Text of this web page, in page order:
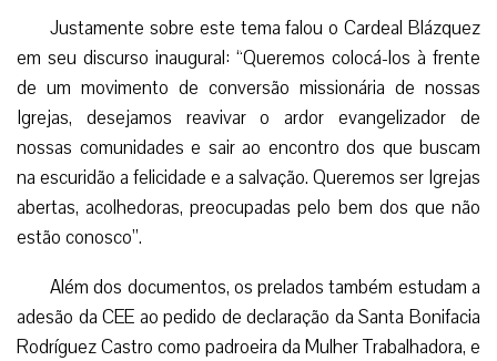
Justamente sobre este tema falou o Cardeal Blázquez
em seu discurso inaugural: “Queremos colocá-los à frente
de um movimento de conversão missionária de nossas
Igrejas, desejamos reavivar o ardor evangelizador de
nossas comunidades e sair ao encontro dos que buscam
na escuridão a felicidade e a salvação. Queremos ser Igrejas
abertas, acolhedoras, preocupadas pelo bem dos que não
estão conosco”.
Além dos documentos, os prelados também estudam a
adesão da CEE ao pedido de declaração da Santa Bonifacia
Rodríguez Castro como padroeira da Mulher Trabalhadora, e